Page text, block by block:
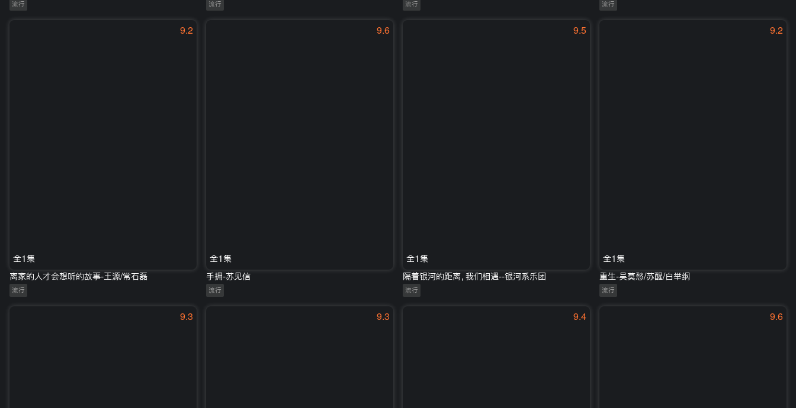
流行 流行 流行 流行
9.2
全1集
离家的人才会想听的故事-王源/常石磊
流行
9.6
全1集
手拥-苏见信
流行
9.5
全1集
隔着银河的距离，我们相遇--银河系乐团
流行
9.2
全1集
重生-吴莫愁/苏醒/白举纲
流行
9.3 9.3 9.4 9.6